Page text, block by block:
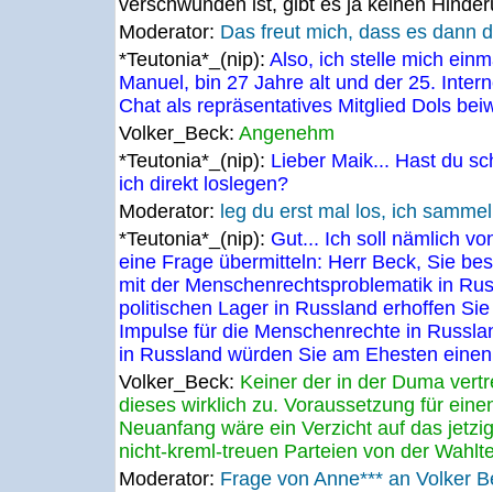
verschwunden ist, gibt es ja keinen
Moderator: Das freut mich, dass es dann
*Teutonia*_(nip): Also, ich stelle mich
Manuel, bin 27 Jahre alt und der 25.
Chat als repräsentatives Mitglied Dols
Volker_Beck: Angenehm
*Teutonia*_(nip): Lieber Maik... Hast du
ich direkt loslegen?
Moderator: leg du erst mal los, ich
*Teutonia*_(nip): Gut... Ich soll nämlich
eine Frage übermitteln: Herr Beck, Sie
mit der Menschenrechtsproblematik in
politischen Lager in Russland erhoffen
Impulse für die Menschenrechte in
in Russland würden Sie am Ehesten
Volker_Beck: Keiner der in der Duma
dieses wirklich zu. Voraussetzung für
Neuanfang wäre ein Verzicht auf das
nicht-kreml-treuen Parteien von der
Moderator: Frage von Anne*** an Volker